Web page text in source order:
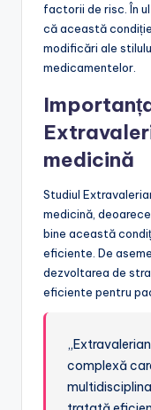
factorii de risc. În
că această
modificări ale
medicamentelor.
medicină
Studiul
medicină,
bine această
eficiente. De
dezvoltarea de
eficiente pentru
complexă